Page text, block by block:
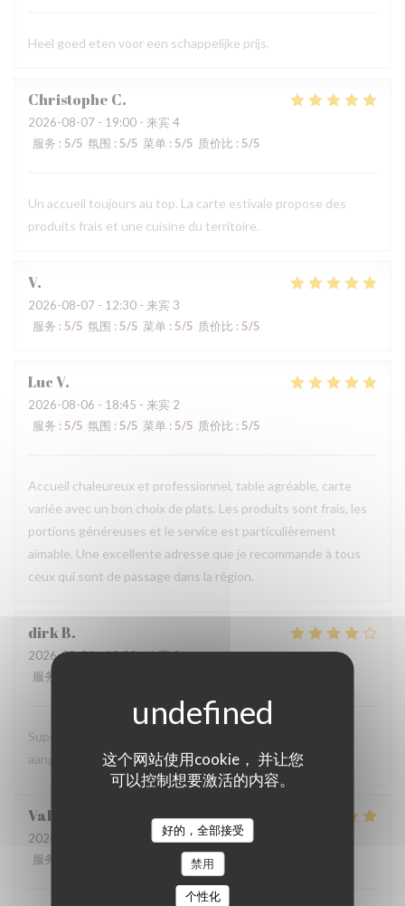
这个网站使用cookie， 并让您
可以控制想要激活的内容。
好的，全部接受
禁用
个性化
Heel goed eten voor een schappelijke prijs.
Christophe C
2026-08-07 - 19:00 - 来宾 4
服务 : 5/5 氛围 : 5/5 菜单 : 5/5 质价比 : 5/5
Un accueil toujours au top. La carte estivale propose des
produits frais et une cuisine du territoire.
V
2026-08-07 - 12:30 - 来宾 3
服务 : 5/5 氛围 : 5/5 菜单 : 5/5 质价比 : 5/5
LucV
2026-08-06 - 18:45 - 来宾 2
服务 : 5/5 氛围 : 5/5 菜单 : 5/5 质价比 : 5/5
Accueil chaleureux et professionnel, table agréable, carte
variée avec un bon choix de plats. Les produits sont frais, les
portions généreuses et le service est particulièrement
aimable. Une excellente adresse que je recommande à tous
ceux qui sont de passage dans la région.
dirkB
2026-08-06- 19:00 - 来宾 2
服务
Super vriendelijke ontvagst, zeer goede prijs kwaliteit,
aangenaam kader, een aanradee
Valerie
2026-08-06
- 12:45 - 来宾 4
服务
5/5 质价比